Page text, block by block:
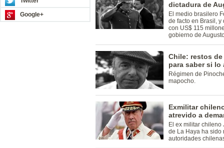
Google+
dictadura de
El medio brasilero
de facto en Brasil,
con US$ 115
gobierno de
Chile: restos
para saber si lo
Régimen de
mapocho.
Exmilitar
atrevido a
El ex militar
de La Haya ha sido
autoridades